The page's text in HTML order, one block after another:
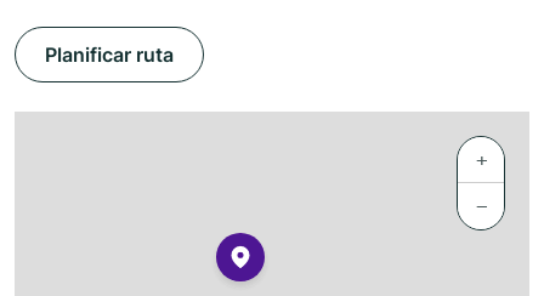
Planificar ruta
+
−